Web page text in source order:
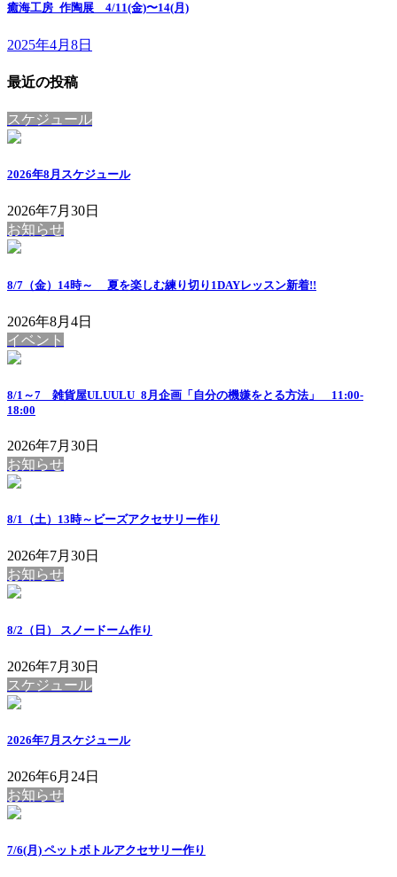
癒海工房_作陶展 4/11(金)〜14(月)
2025年4月8日
最近の投稿
スケジュール
2026年8月スケジュール
2026年7月30日
お知らせ
8/7（金）14時～ 夏を楽しむ練り切り1DAYレッスン新着!!
2026年8月4日
イベント
8/1～7 雑貨屋ULUULU_8月企画「自分の機嫌をとる方法」 11:00-
18:00
2026年7月30日
お知らせ
8/1（土）13時～ビーズアクセサリー作り
2026年7月30日
お知らせ
8/2（日） スノードーム作り
2026年7月30日
スケジュール
2026年7月スケジュール
2026年6月24日
お知らせ
7/6(月) ペットボトルアクセサリー作り